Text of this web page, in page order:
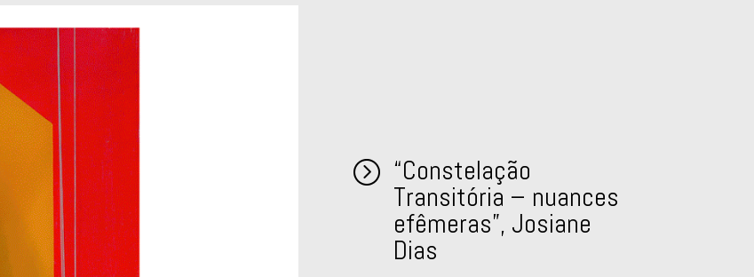
= “Constelação
Transitória – nuances
efêmeras”, Josiane
Dias